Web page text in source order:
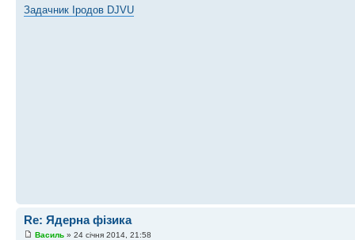
Задачник Іродов DJVU
Re: Ядерна фізика
Василь » 24 січня 2014, 21:58